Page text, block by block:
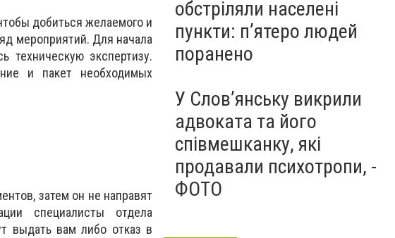
добиться желаемого и
мероприятий. Для начала
техническую экспертизу.
и пакет необходимых
затем он не направят
специалисты отдела
выдать вам либо отказ в
обстріляли населені
пункти: пʼятеро людей
поранено
У Слов’янську викрили
адвоката та його
співмешканку, які
продавали психотропи, -
ФОТО